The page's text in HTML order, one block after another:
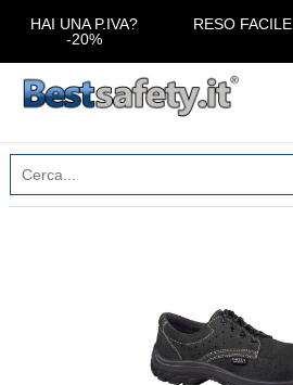
HAI UNA P.IVA?
-20%
RESO FACILE